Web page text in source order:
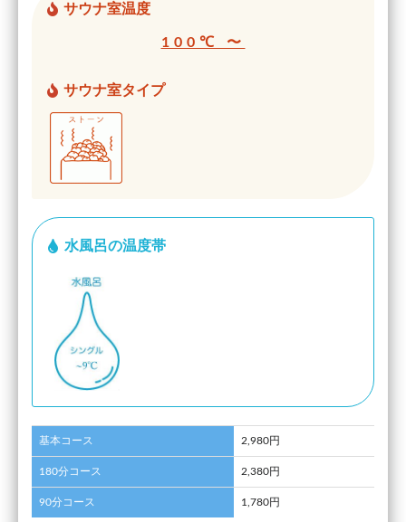
サウナ室温度
100℃ 〜
サウナ室タイプ
水風呂の温度帯
基本コース 2,980円
180分コース 2,380円
90分コース 1,780円